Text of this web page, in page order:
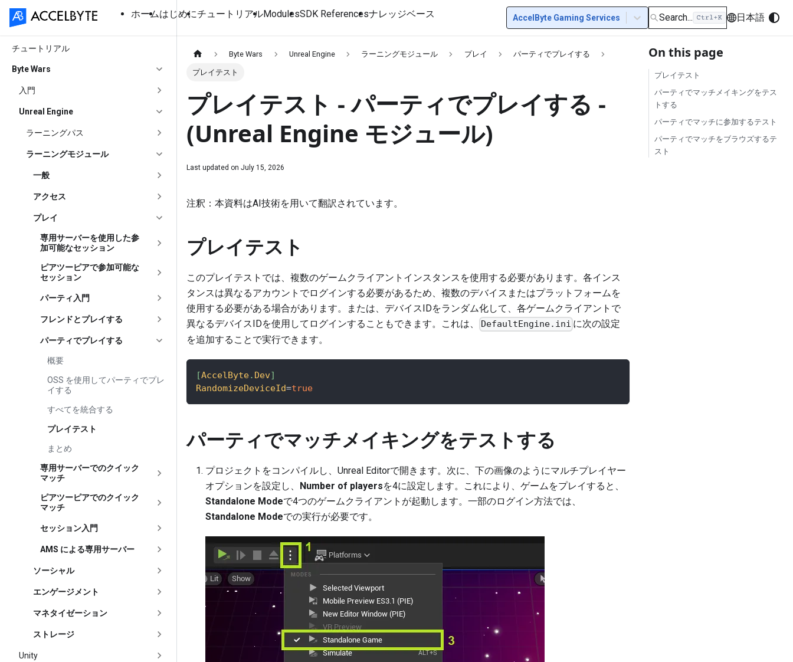
ホームはじめにチュートリアルModulesSDK Referencesナレッジベース AccelByte Gaming Services Search... 日本語
チュートリアル
Byte Wars
入門
Unreal Engine
ラーニングパス
ラーニングモジュール
一般
アクセス
プレイ
専用サーバーを使用した参
加可能なセッション
ピアツーピアで参加可能な
セッション
パーティ入門
フレンドとプレイする
パーティでプレイする
概要
OSS を使用してパーティでプレ
イする
すべてを統合する
プレイテスト
まとめ
専用サーバーでのクイック
マッチ
ピアツーピアでのクイック
マッチ
セッション入門
AMS による専用サーバー
ソーシャル
エンゲージメント
マネタイゼーション
ストレージ
Unity
Byte Wars Unreal Engine ラーニングモジュール プレイ パーティでプレイする
プレイテスト
プレイテスト - パーティでプレイする -
(Unreal Engine モジュール)
Last updated on July 15, 2026
注釈：本資料はAI技術を用いて翻訳されています。
プレイテスト
このプレイテストでは、複数のゲームクライアントインスタンスを使用する必要があります。各インス
タンスは異なるアカウントでログインする必要があるため、複数のデバイスまたはプラットフォームを
使用する必要がある場合があります。または、デバイスIDをランダム化して、各ゲームクライアントで
異なるデバイスIDを使用してログインすることもできます。これは、
DefaultEngine.ini に次の設定
を追加することで実行できます。
[AccelByte. Dev]
RandomizeDeviceId=true
パーティでマッチメイキングをテストする
プロジェクトをコンパイルし、Unreal Editorで開きます。次に、下の画像のようにマルチプレイヤー
オプションを設定し、 Number of playersを4に設定します。これにより、ゲームをプレイすると、
Standalone Modeで4つのゲームクライアントが起動します。一部のログイン方法では、
Standalone Modeでの実行が必要です。
On this page
プレイテスト
パーティでマッチメイキングをテス
トする
パーティでマッチに参加するテスト
パーティでマッチをブラウズするテ
スト